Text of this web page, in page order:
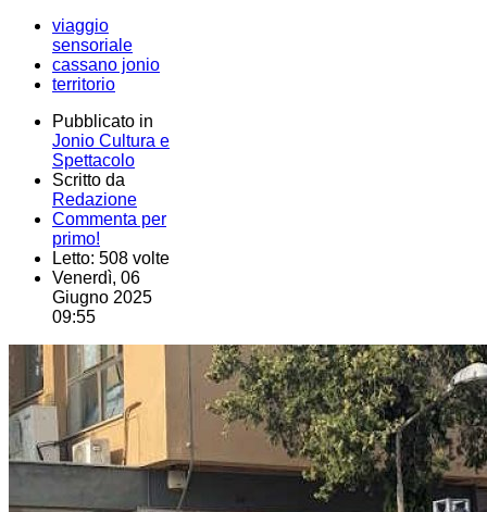
viaggio
sensoriale
cassano jonio
territorio
Pubblicato in
Jonio Cultura e
Spettacolo
Scritto da
Redazione
Commenta per
primo!
Letto: 508 volte
Venerdì, 06
Giugno 2025
09:55